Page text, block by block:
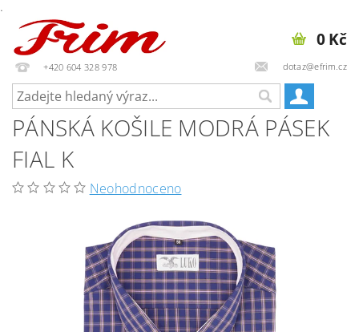
.
+420 604 328 978 dotaz@efrim.cz
0 Kč
PÁNSKÁ KOŠILE MODRÁ PÁSEK
FIAL K
Neohodnoceno